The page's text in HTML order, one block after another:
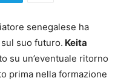
senegalese ha
suo futuro. Keita
su un’eventuale ritorno
prima nella formazione